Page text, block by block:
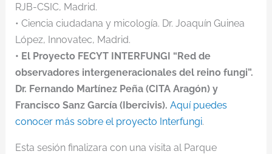
RJB-CSIC, Madrid.
• Ciencia ciudadana y micología. Dr. Joaquín Guinea
López, Innovatec, Madrid.
• El Proyecto FECYT INTERFUNGI “Red de
observadores intergeneracionales del reino fungi”.
Dr. Fernando Martínez Peña (CITA Aragón) y
Francisco Sanz García (Ibercivis). Aquí puedes
conocer más sobre el proyecto Interfungi.
Esta sesión finalizara con una visita al Parque